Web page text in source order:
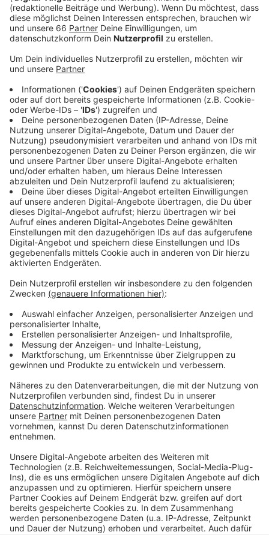
Anzeige
Nachdem das Theater im vergangenen Jahr mit einer
improvisierten Open Air Bühne Erfolg hatte, setzen sie
jetzt auf ein komplett neues Open Air Theater auf der
Engländerwiese im Nordpark. Ein Teil der Plätze ist
aber überdacht. Unter anderem ist auch Jens Neutag
mit seinem Kabarett-Programm dabei. Wer hingehen
möchte, braucht einen aktuellen negativen
Coronatest, oder muss vollständig geimpft oder
genesen sein. Direkt nebenan hat der Beachclub
Düsseldorf eine Strandlandschaft aufgebaut - im
letzten Jahr war die noch am Rhein zu finden.
Anzeige
Weitere Infos und Links zum Thema:
Hier geht's zum Programm
Das Theater Takelgarn
Beachclub im Nordpark
Anzeige
Anzeige